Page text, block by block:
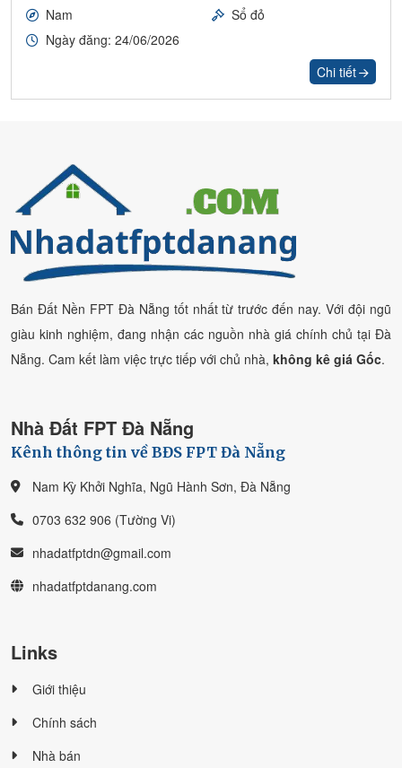
Nam
Sổ đỏ
Ngày đăng: 24/06/2026
Chi tiết
Bán Đất Nền FPT Đà Nẵng tốt nhất từ trước đến nay. Với đội ngũ
giàu kinh nghiệm, đang nhận các nguồn nhà giá chính chủ tại Đà
Nẵng. Cam kết làm việc trực tiếp với chủ nhà, không kê giá Gốc.
Nhà Đất FPT Đà Nẵng
Kênh thông tin về BĐS FPT Đà Nẵng
Nam Kỳ Khởi Nghĩa, Ngũ Hành Sơn, Đà Nẵng
0703 632 906 (Tường Vi)
nhadatfptdn@gmail.com
nhadatfptdanang.com
Links
Giới thiệu
Chính sách
Nhà bán